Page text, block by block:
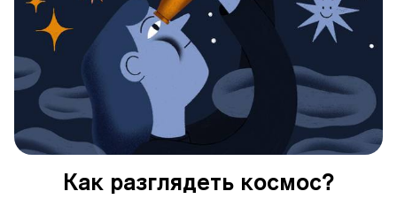
Как разглядеть космос?